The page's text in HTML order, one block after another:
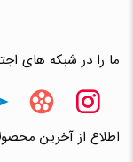
ما را در شبکه های
اطلاع از آخرین